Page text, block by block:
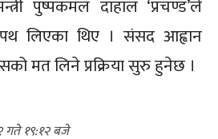
पुष्पकमल दाहाल ‘प्रचण्ड’ले
लिएका थिए । संसद आह्वान
मत लिने प्रक्रिया सुरु हुनेछ ।
गते १९:१२